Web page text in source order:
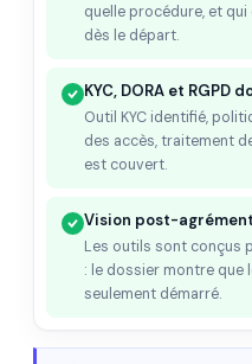
quelle procédure, et
dès le départ.
KYC, DORA et RGPD
Outil KYC identifié,
des accès, traitement
est couvert.
Vision post-
Les outils sont conçus
: le dossier montre que
seulement démarré.